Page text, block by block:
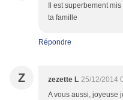
Il est superbement
ta famille
Répondre
Z zezette L 25/12/2014
A vous aussi, joyeuse